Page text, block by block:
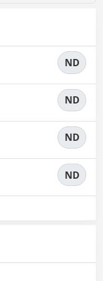
ND
ND
ND
ND